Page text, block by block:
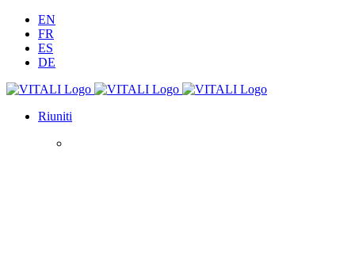
Salta
contenuto
LinkedIn
YouTube
Facebook
Email
Phone EN
FR
ES
DE
Riuniti